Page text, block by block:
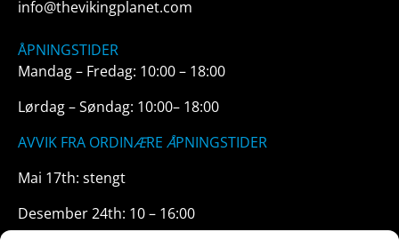
info@thevikingplanet.com
ÅPNINGSTIDER
Mandag – Fredag: 10:00 – 18:00
Lørdag – Søndag: 10:00– 18:00
AVVIK FRA ORDINÆRE ÅPNINGSTIDER
Mai 17th: stengt
Desember 24th: 10 – 16:00